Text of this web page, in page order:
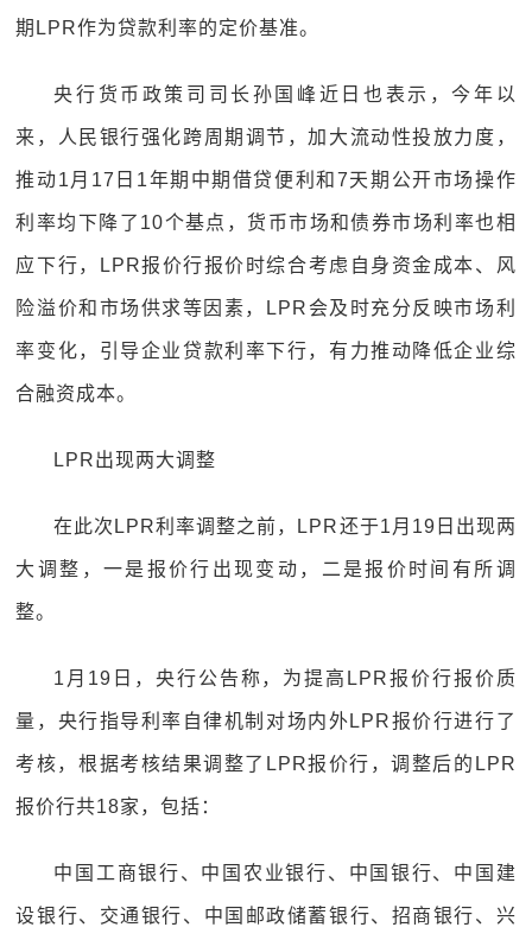
期LPR作为贷款利率的定价基准。
央行货币政策司司长孙国峰近日也表示，今年以
来，人民银行强化跨周期调节，加大流动性投放力度，
推动1月17日1年期中期借贷便利和7天期公开市场操作
利率均下降了10个基点，货币市场和债券市场利率也相
应下行，LPR报价行报价时综合考虑自身资金成本、风
险溢价和市场供求等因素，LPR会及时充分反映市场利
率变化，引导企业贷款利率下行，有力推动降低企业综
合融资成本。
LPR出现两大调整
在此次LPR利率调整之前，LPR还于1月19日出现两
大调整，一是报价行出现变动，二是报价时间有所调
整。
1月19日，央行公告称，为提高LPR报价行报价质
量，央行指导利率自律机制对场内外LPR报价行进行了
考核，根据考核结果调整了LPR报价行，调整后的LPR
报价行共18家，包括：
中国工商银行、中国农业银行、中国银行、中国建
设银行、交通银行、中国邮政储蓄银行、招商银行、兴